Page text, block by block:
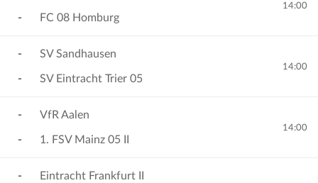
- FC 08 Homburg
14:00
-
-
SV Sandhausen
SV Eintracht Trier 05
14:00
-
-
VfR Aalen
1. FSV Mainz 05 II
14:00
- Eintracht Frankfurt II